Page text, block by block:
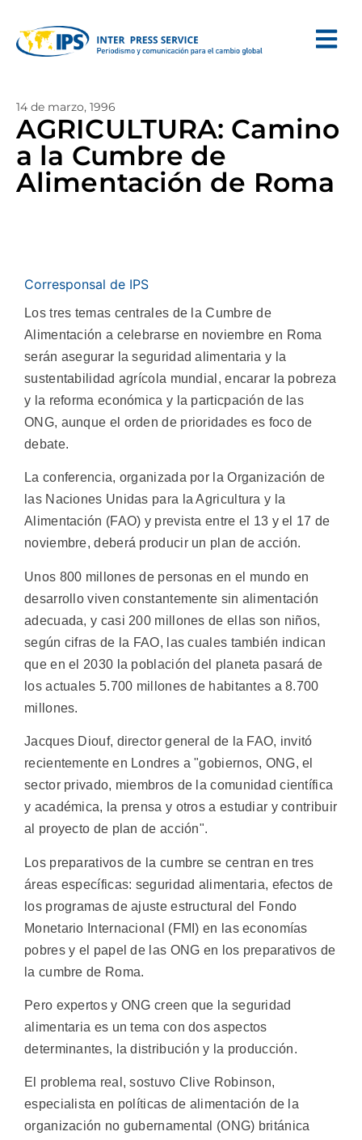
14 de marzo, 1996
AGRICULTURA: Camino
a la Cumbre de
Alimentación de Roma
Corresponsal de IPS
Los tres temas centrales de la Cumbre de
Alimentación a celebrarse en noviembre en Roma
serán asegurar la seguridad alimentaria y la
sustentabilidad agrícola mundial, encarar la pobreza
y la reforma económica y la particpación de las
ONG, aunque el orden de prioridades es foco de
debate.
La conferencia, organizada por la Organización de
las Naciones Unidas para la Agricultura y la
Alimentación (FAO) y prevista entre el 13 y el 17 de
noviembre, deberá producir un plan de acción.
Unos 800 millones de personas en el mundo en
desarrollo viven constantemente sin alimentación
adecuada, y casi 200 millones de ellas son niños,
según cifras de la FAO, las cuales también indican
que en el 2030 la población del planeta pasará de
los actuales 5.700 millones de habitantes a 8.700
millones.
Jacques Diouf, director general de la FAO, invitó
recientemente en Londres a "gobiernos, ONG, el
sector privado, miembros de la comunidad científica
y académica, la prensa y otros a estudiar y contribuir
al proyecto de plan de acción".
Los preparativos de la cumbre se centran en tres
áreas específicas: seguridad alimentaria, efectos de
los programas de ajuste estructural del Fondo
Monetario Internacional (FMI) en las economías
pobres y el papel de las ONG en los preparativos de
la cumbre de Roma.
Pero expertos y ONG creen que la seguridad
alimentaria es un tema con dos aspectos
determinantes, la distribución y la producción.
El problema real, sostuvo Clive Robinson,
especialista en políticas de alimentación de la
organización no gubernamental (ONG) británica